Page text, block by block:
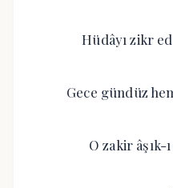
Hüdâyı zikr
Gece gündüz
O zakir